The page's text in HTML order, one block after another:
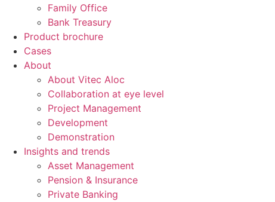
Family Office
Bank Treasury
Product brochure
Cases
About
About Vitec Aloc
Collaboration at eye level
Project Management
Development
Demonstration
Insights and trends
Asset Management
Pension & Insurance
Private Banking